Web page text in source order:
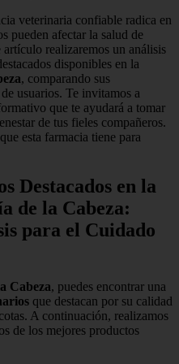
veterinaria confiable radica en
pueden afectar la salud de
artículo realizaremos un análisis
disponibles en la
, comparando sus
usuarios. Te invitamos a
que te ayudará a tomar
de tus fieles compañeros.
esta farmacia tiene para
Destacados en la
de la Cabeza:
para el Cuidado
Cabeza, puedes encontrar una
que destacan por su calidad
A continuación, realizamos
de los mejores productos